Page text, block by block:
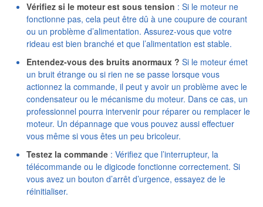
Vérifiez si le moteur est sous tension : Si le moteur ne
fonctionne pas, cela peut être dû à une coupure de courant
ou un problème d’alimentation. Assurez-vous que votre
rideau est bien branché et que l’alimentation est stable.
Entendez-vous des bruits anormaux ? Si le moteur émet
un bruit étrange ou si rien ne se passe lorsque vous
actionnez la commande, il peut y avoir un problème avec le
condensateur ou le mécanisme du moteur. Dans ce cas, un
professionnel pourra intervenir pour réparer ou remplacer le
moteur. Un dépannage que vous pouvez aussi effectuer
vous même si vous êtes un peu bricoleur.
Testez la commande : Vérifiez que l’interrupteur, la
télécommande ou le digicode fonctionne correctement. Si
vous avez un bouton d’arrêt d’urgence, essayez de le
réinitialiser.